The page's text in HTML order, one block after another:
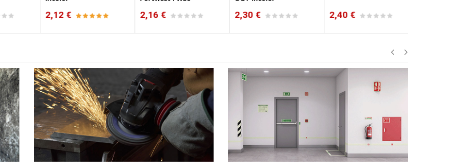
2,12 € 2,16 € 2,30 € 2,40 €